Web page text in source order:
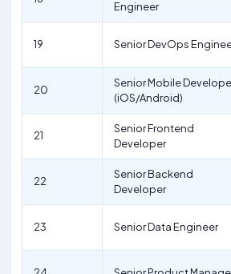
Engineer
19 Senior DevOps
20
Senior Mobile
(iOS/Android)
21
Senior Frontend
Developer
22
Senior Backend
Developer
23 Senior Data Engineer